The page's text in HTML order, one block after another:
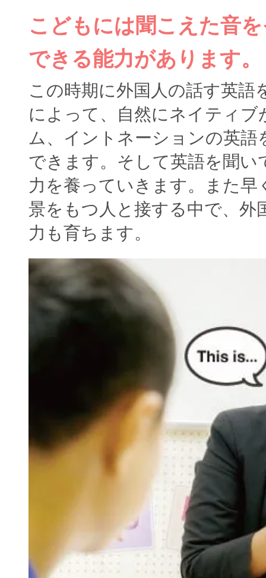
こどもには聞こえた音
できる能力があります。
この時期に外国人の話す英語
によって、自然にネイティブ
ム、イントネーションの英語
できます。そして英語を聞い
力を養っていきます。また早
景をもつ人と接する中で、外
力も育ちます。